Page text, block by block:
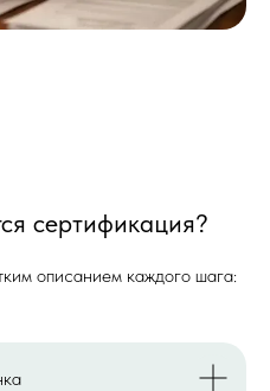
сертификация?
описанием каждого шага: